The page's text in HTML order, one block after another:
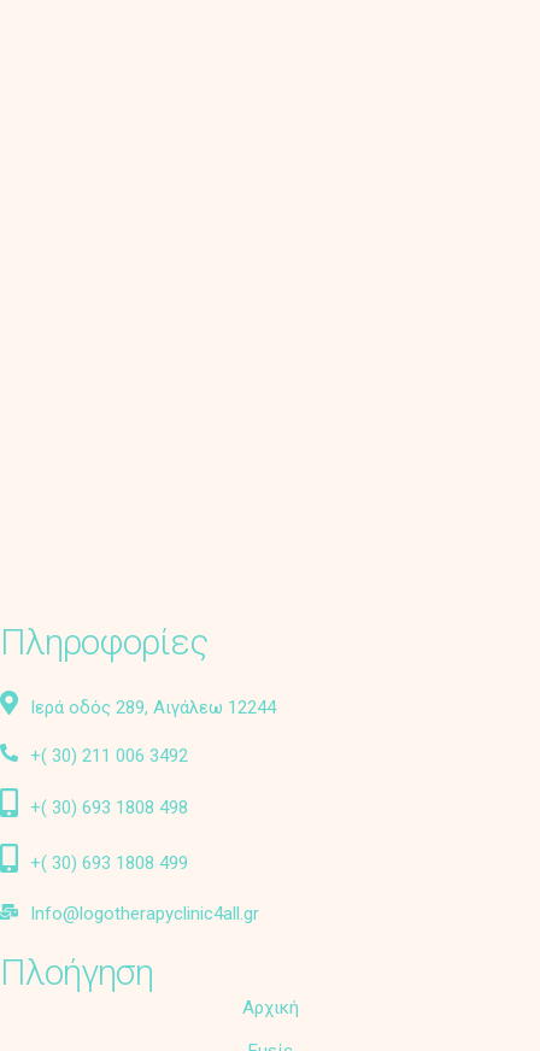
Πληροφορίες
Ιερά οδός 289, Αιγάλεω 12244
+( 30) 211 006 3492
+( 30) 693 1808 498
+( 30) 693 1808 499
Info@logotherapyclinic4all.gr
Πλοήγηση
Αρχική